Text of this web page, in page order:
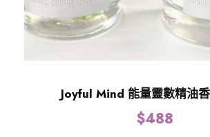
Joyful Mind 能量靈數精油
$488